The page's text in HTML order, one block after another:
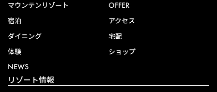
マウンテンリゾート
宿泊
ダイニング
体験
NEWS
OFFER
アクセス
宅配
ショップ
リゾート情報